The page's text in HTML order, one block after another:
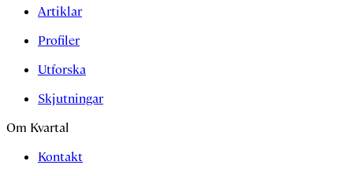
Artiklar
Profiler
Utforska
Skjutningar
Om Kvartal
Kontakt